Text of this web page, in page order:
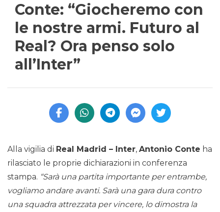
Conte: “Giocheremo con
le nostre armi. Futuro al
Real? Ora penso solo
all’Inter”
Alla vigilia di Real Madrid – Inter, Antonio Conte ha
rilasciato le proprie dichiarazioni in conferenza
stampa. “Sarà una partita importante per entrambe,
vogliamo andare avanti. Sarà una gara dura contro
una squadra attrezzata per vincere, lo dimostra la